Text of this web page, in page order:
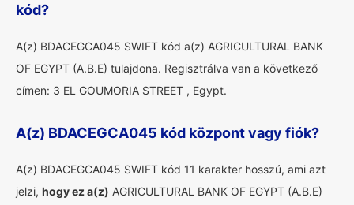
kód?
A(z) BDACEGCA045 SWIFT kód a(z) AGRICULTURAL BANK
OF EGYPT (A.B.E) tulajdona. Regisztrálva van a következő
címen: 3 EL GOUMORIA STREET , Egypt.
A(z) BDACEGCA045 kód központ vagy fiók?
A(z) BDACEGCA045 SWIFT kód 11 karakter hosszú, ami azt
jelzi, hogy ez a(z) AGRICULTURAL BANK OF EGYPT (A.B.E)